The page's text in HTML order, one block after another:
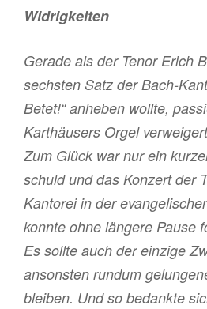
Widrigkeiten
Gerade als der Tenor Erich
sechsten Satz der Bach-
Betet!“ anheben wollte,
Karthäusers Orgel
Zum Glück war nur ein
schuld und das Konzert der
Kantorei in der
konnte ohne längere Pause
Es sollte auch der einzige
ansonsten rundum
bleiben. Und so bedankte